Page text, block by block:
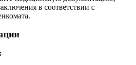
в соответствии с